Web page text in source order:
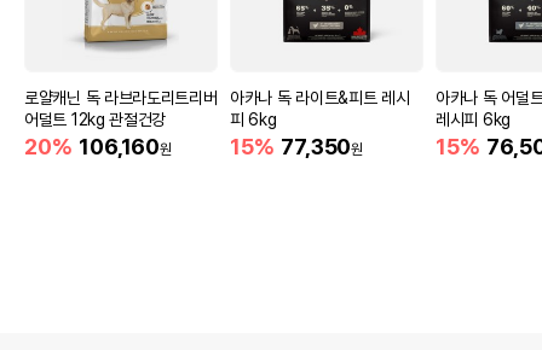
로얄캐닌 독 라브라도리트리버
어덜트 12kg 관절건강
20% 106,160원
아카나 독 라이트&피트 레시
피 6kg
15% 77,350원
아카나 독 어덜
레시피 6kg
15%